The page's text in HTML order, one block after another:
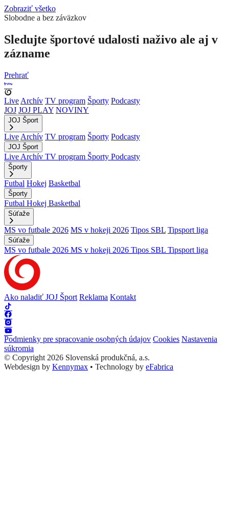
Zobraziť všetko
Slobodne a bez záväzkov
Sledujte športové udalosti naživo ale aj v
zázname
Prehrať
Live Archív TV program Športy Podcasty
JOJ JOJ PLAY NOVINY
JOJ Šport
Live Archív TV program Športy Podcasty
JOJ Šport
Live Archív TV program Športy Podcasty
Športy
Futbal Hokej Basketbal
Športy
Futbal Hokej Basketbal
Súťaže
MS vo futbale 2026 MS v hokeji 2026 Tipos SBL Tipsport liga
Súťaže
MS vo futbale 2026 MS v hokeji 2026 Tipos SBL Tipsport liga
Ako naladiť JOJ Šport Reklama Kontakt
Podmienky pre spracovanie osobných údajov Cookies Nastavenia
súkromia
© Copyright 2026 Slovenská produkčná, a.s.
Webdesign by Kennymax • Technology by eFabrica